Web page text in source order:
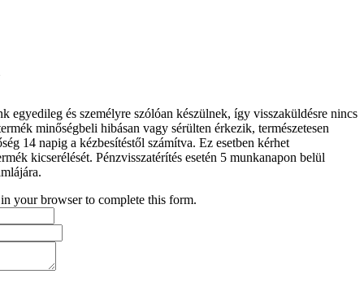
egyedileg és személyre szólóan készülnek, így visszaküldésre nincs
minőségbeli hibásan vagy sérülten érkezik, természetesen
14 napig a kézbesítéstől számítva. Ez esetben kérhet
kicserélését. Pénzvisszatérítés esetén 5 munkanapon belül
your browser to complete this form.